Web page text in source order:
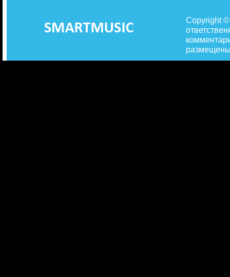
Copyright
размещены